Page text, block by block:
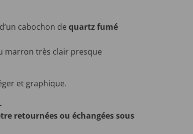
cabochon dequartz fumé
marron très clair presque
et graphique.
retournées ou échangées sous